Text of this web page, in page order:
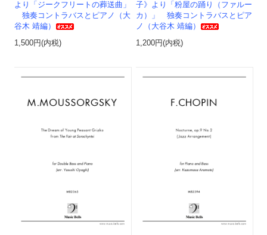
より「ジークフリートの葬送曲」
独奏コントラバスとピアノ（大
谷木 靖編）
1,500円(内税)
子》より「粉屋の踊り（ファルー
カ）」 独奏コントラバスとピア
ノ（大谷木 靖編）
1,200円(内税)